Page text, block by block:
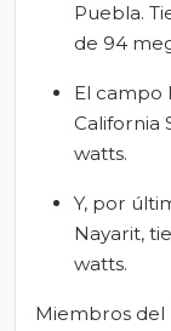
Puebla.
de 94
El campo
California
watts.
Y, por
Nayarit,
watts.
Miembros del